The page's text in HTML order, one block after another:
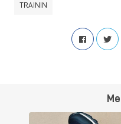
TRAININ